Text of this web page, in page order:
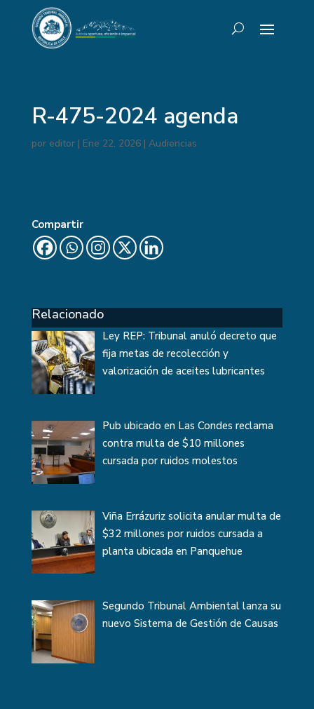
R-475-2024 agenda
por editor| Ene 22, 2026| Audiencias
Compartir
Relacionado
Ley REP: Tribunal anuló decreto que
fija metas de recolección y
valorización de aceites lubricantes
Pub ubicado en Las Condes reclama
contra multa de $10 millones
cursada por ruidos molestos
Viña Errázuriz solicita anular multa de
$32 millones por ruidos cursada a
planta ubicada en Panquehue
Segundo Tribunal Ambiental lanza su
nuevo Sistema de Gestión de Causas